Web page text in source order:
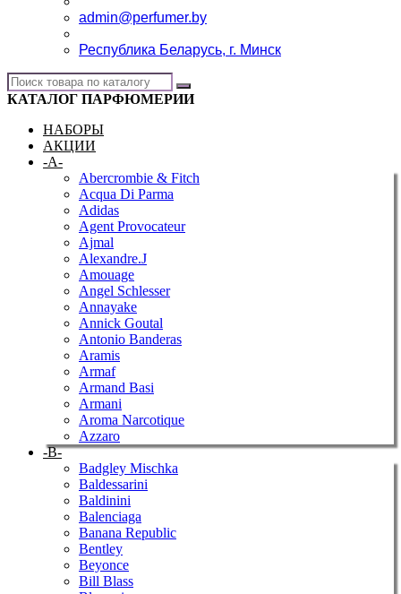
admin@perfumer.by
Республика Беларусь, г. Минск
КАТАЛОГ ПАРФЮМЕРИИ
НАБОРЫ
АКЦИИ
-A-
Abercrombie & Fitch
Acqua Di Parma
Adidas
Agent Provocateur
Ajmal
Alexandre.J
Amouage
Angel Schlesser
Annayake
Annick Goutal
Antonio Banderas
Aramis
Armaf
Armand Basi
Armani
Aroma Narcotique
Azzaro
-B-
Badgley Mischka
Baldessarini
Baldinini
Balenciaga
Banana Republic
Bentley
Beyonce
Bill Blass